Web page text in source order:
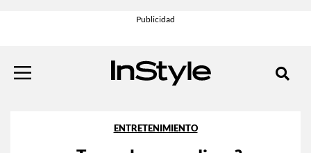
ENTRETENIMIENTO